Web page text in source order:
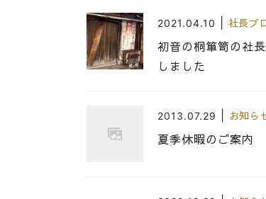
2021.04.10 社長ブ
初音の桐箪笥の社
しました
2013.07.29 お知ら
夏季休暇のご案内